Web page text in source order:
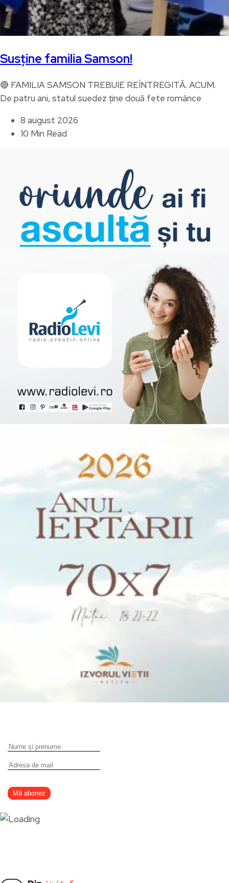
Susține familia Samson!
🔴 FAMILIA SAMSON TREBUIE REÎNTREGITĂ. ACUM.
De patru ani, statul suedez ține două fete românce
8 august 2026
10 Min Read